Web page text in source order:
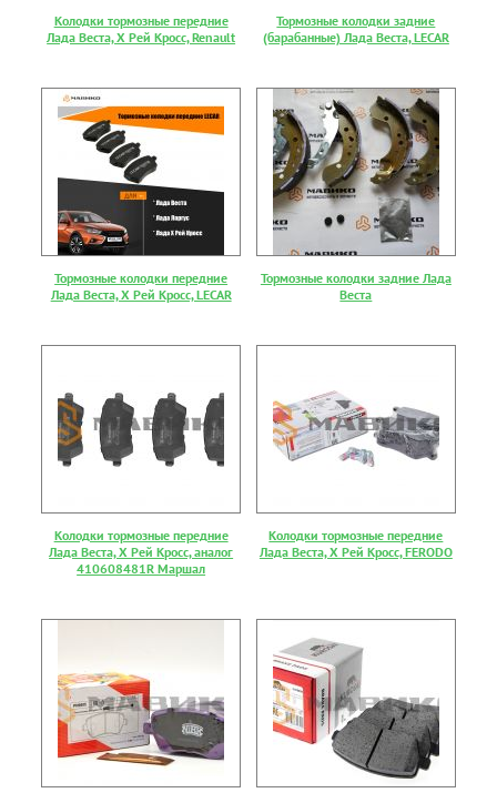
Колодки тормозные передние
Лада Веста, Х Рей Кросс, Renault
Тормозные колодки задние
(барабанные) Лада Веста, LECAR
Тормозные колодки передние
Лада Веста, Х Рей Кросс, LECAR
Тормозные колодки задние Лада
Веста
Колодки тормозные передние
Лада Веста, Х Рей Кросс, аналог
410608481R Маршал
Колодки тормозные передние
Лада Веста, Х Рей Кросс, FERODO